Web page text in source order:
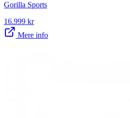
Gorilla Sports
16.999 kr
Mere info